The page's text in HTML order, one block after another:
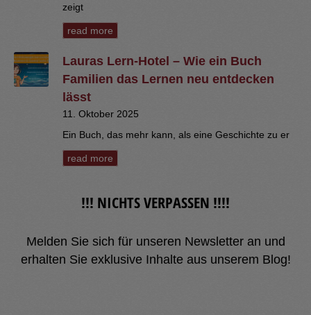
zeigt
read more
Lauras Lern-Hotel – Wie ein Buch
Familien das Lernen neu entdecken
lässt
11. Oktober 2025
Ein Buch, das mehr kann, als eine Geschichte zu er
read more
!!! NICHTS VERPASSEN !!!!
Melden Sie sich für unseren Newsletter an und
erhalten Sie exklusive Inhalte aus unserem Blog!